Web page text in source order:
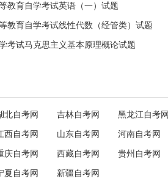
教育自学考试英语（一）试题
教育自学考试线性代数（经管类）试题
考试马克思主义基本原理概论试题
北自考网 吉林自考网 黑龙江自考网
西自考网 山东自考网 河南自考网
庆自考网 西藏自考网 贵州自考网
夏自考网 新疆自考网